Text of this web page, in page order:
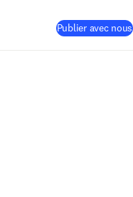
Publier avec nous